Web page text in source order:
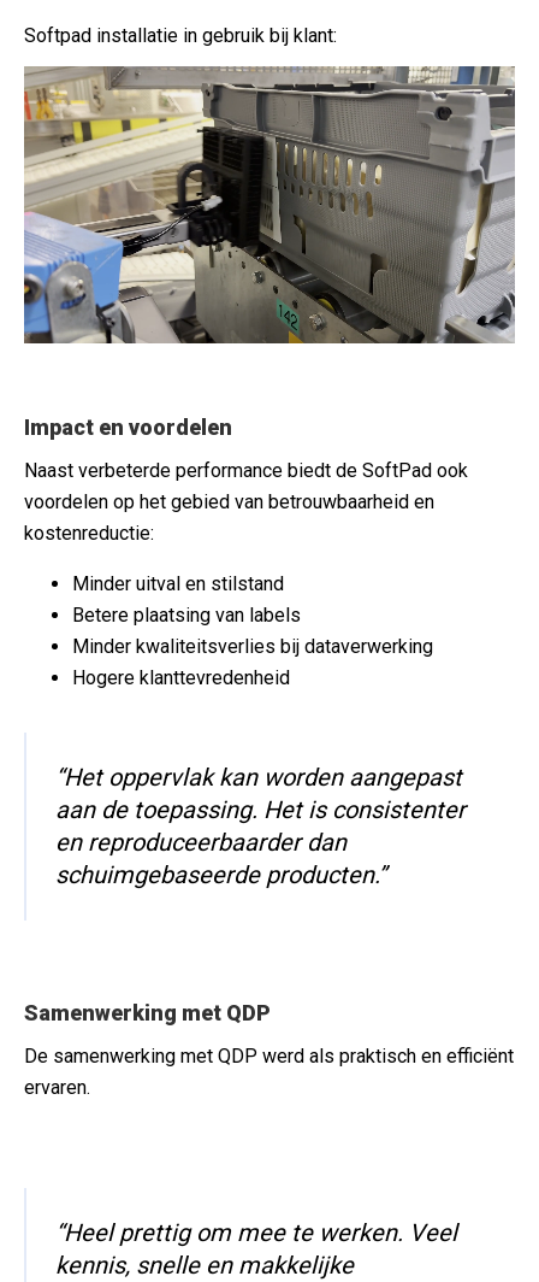
Softpad installatie in gebruik bij klant:
Impact en voordelen
Naast verbeterde performance biedt de SoftPad ook
voordelen op het gebied van betrouwbaarheid en
kostenreductie:
Minder uitval en stilstand
Betere plaatsing van labels
Minder kwaliteitsverlies bij dataverwerking
Hogere klanttevredenheid
“Het oppervlak kan worden aangepast
aan de toepassing. Het is consistenter
en reproduceerbaarder dan
schuimgebaseerde producten.”
Samenwerking met QDP
De samenwerking met QDP werd als praktisch en efficiënt
ervaren.
“Heel prettig om mee te werken. Veel
kennis, snelle en makkelijke